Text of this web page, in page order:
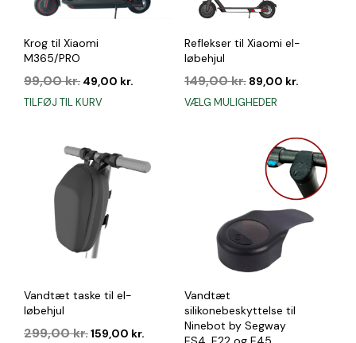
Krog til Xiaomi
M365/PRO
99,00kr. Den
pris
49,00 kr.
TILFØJ TIL KURV
Reflekser til Xiaomi el-
løbehjul
149,00kr. Den
pris
149,00 kr..
89,00 kr.
89,00 kr..
VÆLG MULIGHEDERDette
har
flere
varianter.
Mulighederne
kan
vælges
på
varesiden
Vandtæt taske til el-
løbehjul
299,00kr.Den
159,00 kr.
Vandtæt
silikonebeskyttelse til
Ninebot by Segway